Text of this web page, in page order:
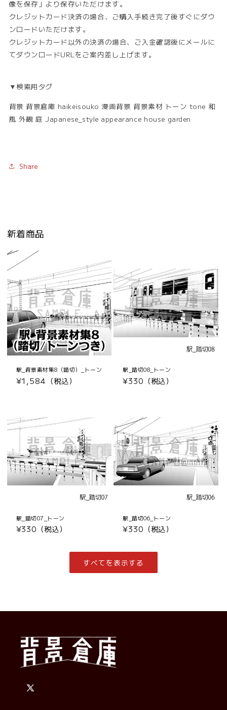
像を保存」より保存いただけます。
クレジットカード決済の場合、ご購入手続き完了後すぐにダウ
ンロードいただけます。
クレジットカード以外の決済の場合、ご入金確認後にメールに
てダウンロードURLをご案内差し上げます。
▼検索用タグ
背景 背景倉庫 haikeisouko 漫画背景 背景素材 トーン tone 和
風 外観 庭 Japanese_style appearance house garden
Share
新着商品
駅_背景素材集8（踏切）_トーン
通
¥1,584（税込）
駅_踏切08_トーン
通
¥330（税込）
駅_踏切07_トーン
通
¥330（税込）
駅_踏切06_トーン
通
価
格
¥330（税込）
すべてを表示する
X